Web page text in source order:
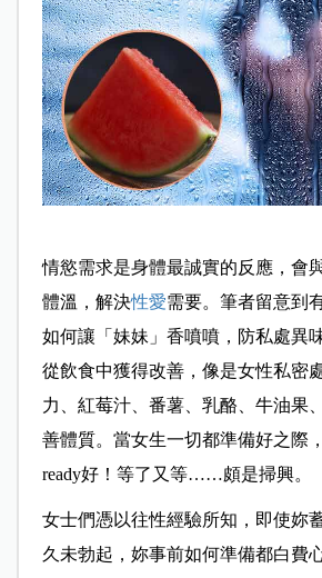
情慾需求是身體最誠實的反應，會
體溫，解決性愛需要。筆者留意到
如何讓「妹妹」香噴噴，防私處異
從飲食中獲得改善，像是女性私密
力、紅莓汁、番薯、乳酪、牛油果
善體質。當女生一切都準備好之際
ready好！等了又等……頗是掃興。
女士們憑以往性經驗所知，即使妳
久未勃起，妳事前如何準備都白費